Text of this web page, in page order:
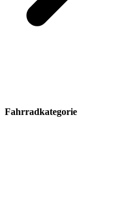
Fahrradkategorie